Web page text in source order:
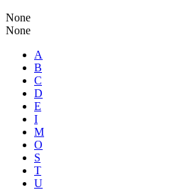
None
None
A
B
C
D
E
I
M
O
S
T
U